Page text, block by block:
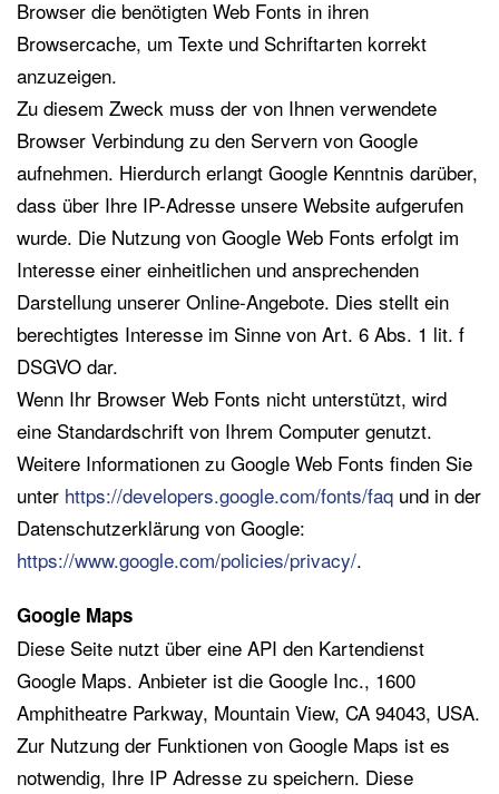
Browser die benötigten Web Fonts in ihren
Browsercache, um Texte und Schriftarten korrekt
anzuzeigen.
Zu diesem Zweck muss der von Ihnen verwendete
Browser Verbindung zu den Servern von Google
aufnehmen. Hierdurch erlangt Google Kenntnis darüber,
dass über Ihre IP-Adresse unsere Website aufgerufen
wurde. Die Nutzung von Google Web Fonts erfolgt im
Interesse einer einheitlichen und ansprechenden
Darstellung unserer Online-Angebote. Dies stellt ein
berechtigtes Interesse im Sinne von Art. 6 Abs. 1 lit. f
DSGVO dar.
Wenn Ihr Browser Web Fonts nicht unterstützt, wird
eine Standardschrift von Ihrem Computer genutzt.
Weitere Informationen zu Google Web Fonts finden Sie
unter https://developers.google.com/fonts/faq und in der
Datenschutzerklärung von Google:
https://www.google.com/policies/privacy/.
Google Maps
Diese Seite nutzt über eine API den Kartendienst
Google Maps. Anbieter ist die Google Inc., 1600
Amphitheatre Parkway, Mountain View, CA 94043, USA.
Zur Nutzung der Funktionen von Google Maps ist es
notwendig, Ihre IP Adresse zu speichern. Diese